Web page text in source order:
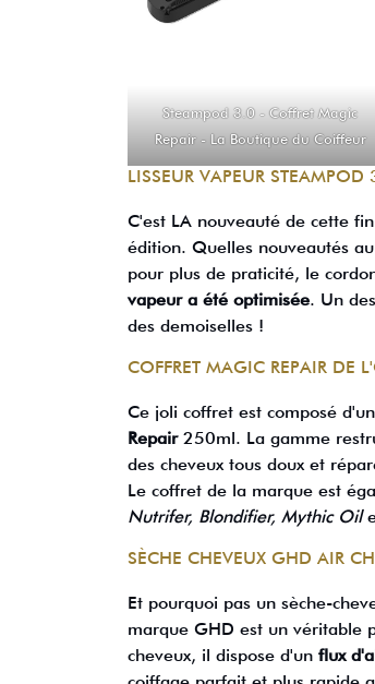
Steampod 3.0 - Coffret Magic
Repair - La Boutique du Coiffeur
LISSEUR VAPEUR
C'est LA nouveauté de cette
édition. Quelles nouveautés
pour plus de praticité, le
vapeur a été optimisée. Un
des demoiselles !
COFFRET MAGIC REPAIR DE
Ce joli coffret est composé d'un
Repair250ml. La gamme
des cheveux tous doux et
Le coffret de la marque est
Nutrifer, Blondifier, Mythic Oil
SÈCHE CHEVEUX GHD AIR
Et pourquoi pas un sèche-
marque GHD est un véritable
cheveux, il dispose d'un flux